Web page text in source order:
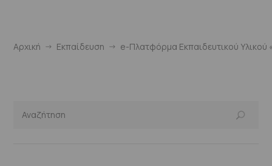
Αρχική Εκπαίδευση e-Πλατφόρμα Εκπαιδευτικού Υλικού